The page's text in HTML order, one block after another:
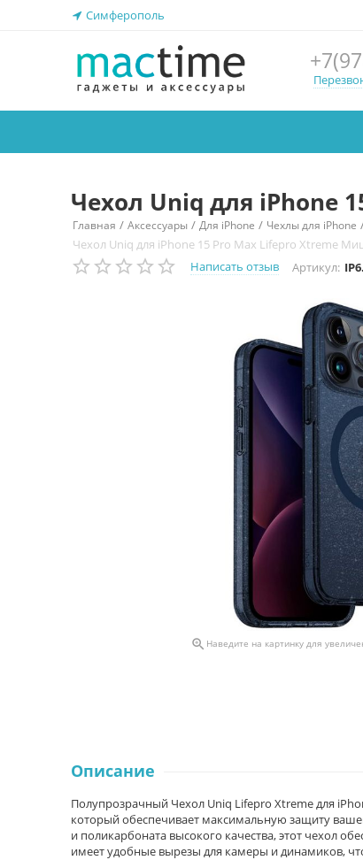
Симферополь
Чехол Uniq для iPhone
Главная / Аксессуары / Для iPhone / Чехлы для iPhone
Чехол Uniq для iPhone 15 Pro Max Lifepro Xtreme
Написать отзыв
Артикул:
 Наведите на картинку для
Описание
Полупрозрачный Чехол Uniq Lifepro Xtreme для
который обеспечивает максимальную защиту
и поликарбоната высокого качества, этот чехол
имеет удобные вырезы для камеры и динамиков,